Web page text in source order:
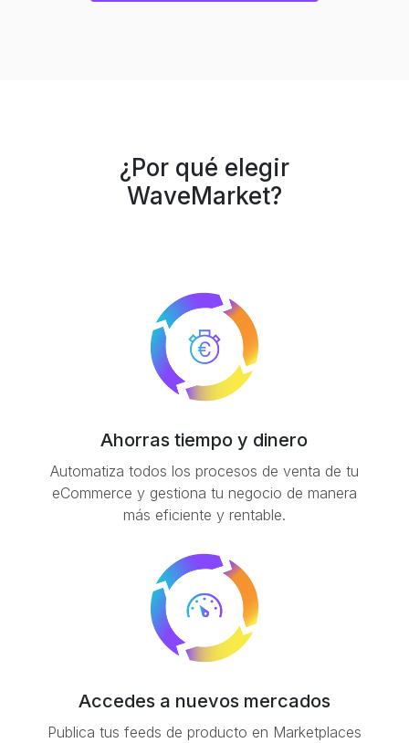
¿Por qué elegir
WaveMarket?
Ahorras tiempo y dinero
Automatiza todos los procesos de venta de tu
eCommerce y gestiona tu negocio de manera
más eficiente y rentable.
Accedes a nuevos mercados
Publica tus feeds de producto en Marketplaces